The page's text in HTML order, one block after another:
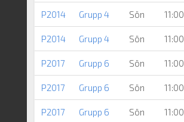
P2014 Grupp 4 Sön 11:00
P2014 Grupp 4 Sön 11:00
P2017 Grupp 6 Sön 11:00
P2017 Grupp 6 Sön 11:00
P2017 Grupp 6 Sön 11:00